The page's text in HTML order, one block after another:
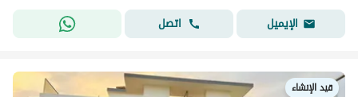
الإيميل
اتصل
قيد الإنشاء